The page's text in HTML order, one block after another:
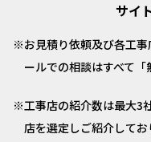
サイ
お見積り依頼及び各工
ールでの相談はすべて「
工事店の紹介数は最大3
店を選定しご紹介してお